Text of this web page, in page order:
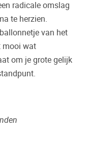
radicale omslag
te herzien.
van het
mooi wat
om je grote gelijk